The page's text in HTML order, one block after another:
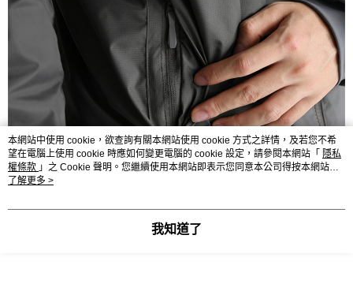
本網站中使用 cookie，欲查詢有關本網站使用 cookie 方式之詳情，及若您不希
望在電腦上使用 cookie 時應如何變更電腦的 cookie 設定，請參閱本網站「 隱私
權條款 」之 Cookie 聲明。您繼續使用本網站即表示您同意本公司得按本網站使
用條款之 Cookie 聲明使用 cookie。
了解更多 >
我知道了